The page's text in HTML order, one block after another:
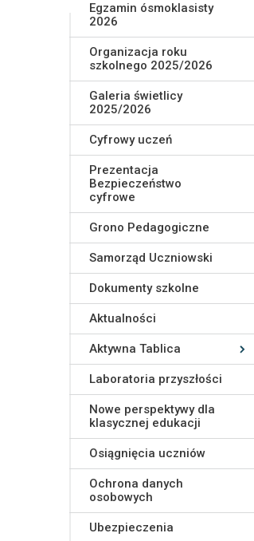
Egzamin ósmoklasisty
2026
Organizacja roku
szkolnego 2025/2026
Galeria świetlicy
2025/2026
Cyfrowy uczeń
Prezentacja
Bezpieczeństwo
cyfrowe
Grono Pedagogiczne
Samorząd Uczniowski
Dokumenty szkolne
Aktualności
Aktywna Tablica
Laboratoria przyszłości
Nowe perspektywy dla
klasycznej edukacji
Osiągnięcia uczniów
Ochrona danych
osobowych
Ubezpieczenia